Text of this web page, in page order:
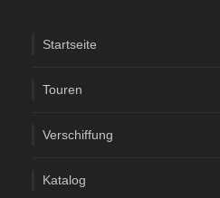
Startseite
Touren
Verschiffung
Katalog